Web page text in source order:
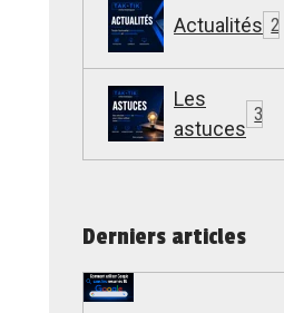
Actualités 22
Les
astuces
307
Derniers articles